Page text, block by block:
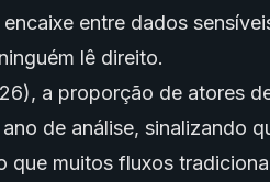
entre dados
lê direito.
a proporção de atores
de análise, sinalizando
que muitos fluxos